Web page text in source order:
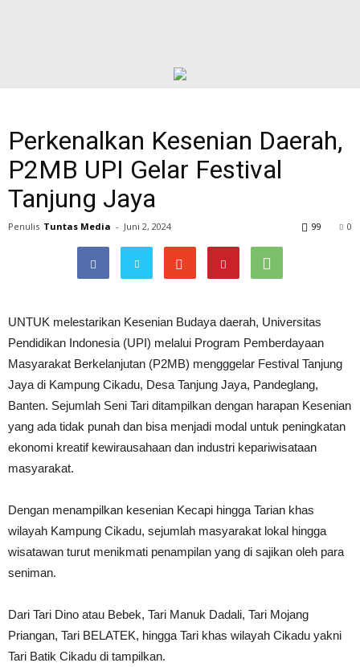
Perkenalkan Kesenian Daerah,
P2MB UPI Gelar Festival
Tanjung Jaya
Penulis Tuntas Media - Juni 2, 2024 0
99
UNTUK melestarikan Kesenian Budaya daerah, Universitas
Pendidikan Indonesia (UPI) melalui Program Pemberdayaan
Masyarakat Berkelanjutan (P2MB) mengggelar Festival Tanjung
Jaya di Kampung Cikadu, Desa Tanjung Jaya, Pandeglang,
Banten. Sejumlah Seni Tari ditampilkan dengan harapan Kesenian
yang ada tidak punah dan bisa menjadi modal untuk peningkatan
ekonomi kreatif kewirausahaan dan industri kepariwisataan
masyarakat.
Dengan menampilkan kesenian Kecapi hingga Tarian khas
wilayah Kampung Cikadu, sejumlah masyarakat lokal hingga
wisatawan turut menikmati penampilan yang di sajikan oleh para
seniman.
Dari Tari Dino atau Bebek, Tari Manuk Dadali, Tari Mojang
Priangan, Tari BELATEK, hingga Tari khas wilayah Cikadu yakni
Tari Batik Cikadu di tampilkan.